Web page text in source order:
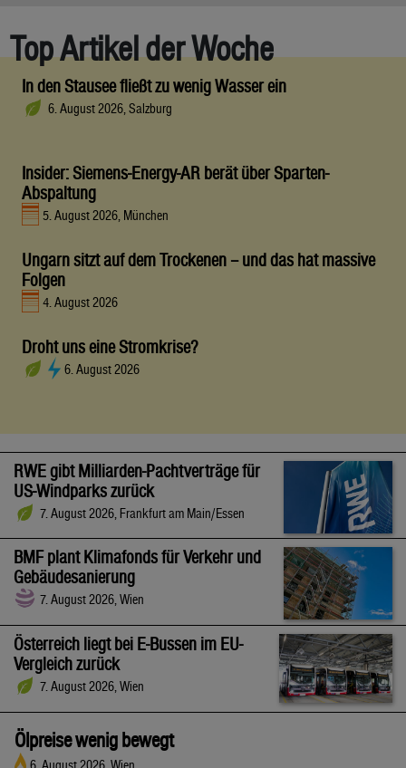
Top Artikel der Woche
In den Stausee fließt zu wenig Wasser ein
6. August 2026, Salzburg
Insider: Siemens-Energy-AR berät über Sparten-
Abspaltung
5. August 2026, München
Ungarn sitzt auf dem Trockenen – und das hat massive
Folgen
4. August 2026
Droht uns eine Stromkrise?
6. August 2026
RWE gibt Milliarden-Pachtverträge für
US-Windparks zurück
7. August 2026, Frankfurt am Main/Essen
BMF plant Klimafonds für Verkehr und
Gebäudesanierung
7. August 2026, Wien
Österreich liegt bei E-Bussen im EU-
Vergleich zurück
7. August 2026, Wien
Ölpreise wenig bewegt